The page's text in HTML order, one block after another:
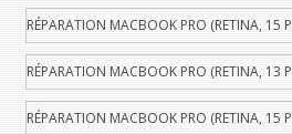
RÉPARATION MACBOOK PRO (RETINA, 15
RÉPARATION MACBOOK PRO (RETINA, 13
RÉPARATION MACBOOK PRO (RETINA, 15